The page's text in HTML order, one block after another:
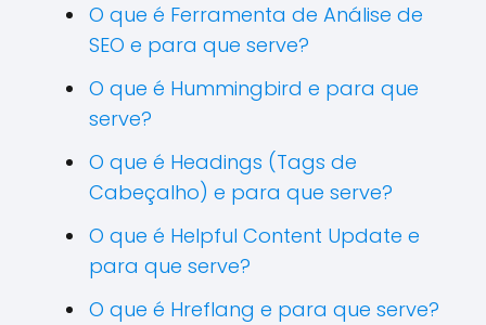
O que é Ferramenta de Análise de
SEO e para que serve?
O que é Hummingbird e para que
serve?
O que é Headings (Tags de
Cabeçalho) e para que serve?
O que é Helpful Content Update e
para que serve?
O que é Hreflang e para que serve?